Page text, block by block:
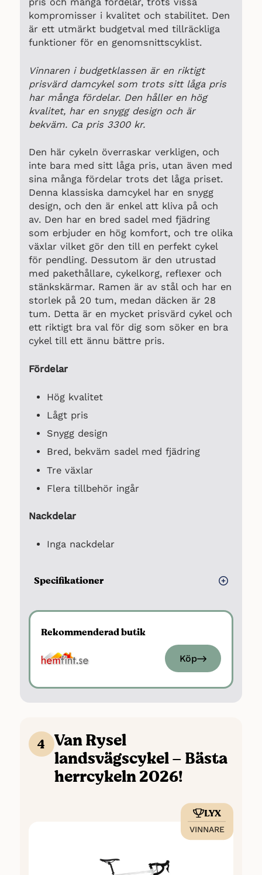
kompromisser i kvalitet och stabilitet. Den
är ett utmärkt budgetval med tillräckliga
funktioner för en genomsnittscyklist.
Vinnaren i budgetklassen är en riktigt
prisvärd damcykel som trots sitt låga pris
har många fördelar. Den håller en hög
kvalitet, har en snygg design och är
bekväm. Ca pris 3300 kr.
Den här cykeln överraskar verkligen, och
inte bara med sitt låga pris, utan även med
sina många fördelar trots det låga priset.
Denna klassiska damcykel har en snygg
design, och den är enkel att kliva på och
av. Den har en bred sadel med fjädring
som erbjuder en hög komfort, och tre olika
växlar vilket gör den till en perfekt cykel
för pendling. Dessutom är den utrustad
med pakethållare, cykelkorg, reflexer och
stänkskärmar. Ramen är av stål och har en
storlek på 20 tum, medan däcken är 28
tum. Detta är en mycket prisvärd cykel och
ett riktigt bra val för dig som söker en bra
cykel till ett ännu bättre pris.
Fördelar
Hög kvalitet
Lågt pris
Snygg design
Bred, bekväm sadel med fjädring
Tre växlar
Flera tillbehör ingår
Nackdelar
Inga nackdelar
Specifikationer
Växlar: 3 st
Frambroms: V-broms (fälgbroms)
Bakbroms: Navbroms
Rekommenderad butik
Köp
4 Van Rysel
landsvägscykel – Bästa
herrcykeln 2026!
LYX
VINNARE